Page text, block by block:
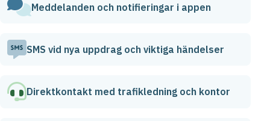
Meddelanden och notifieringar i appen
SMS vid nya uppdrag och viktiga händelser
Direktkontakt med trafikledning och kontor